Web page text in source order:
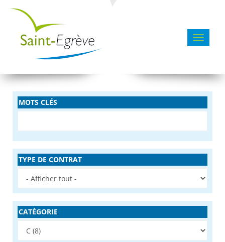
Toggle
MOTS CLÉS
TYPE DE CONTRAT
CATÉGORIE